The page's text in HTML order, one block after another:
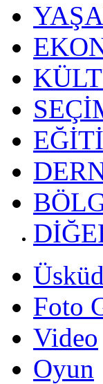
Foto
Video
Oyun